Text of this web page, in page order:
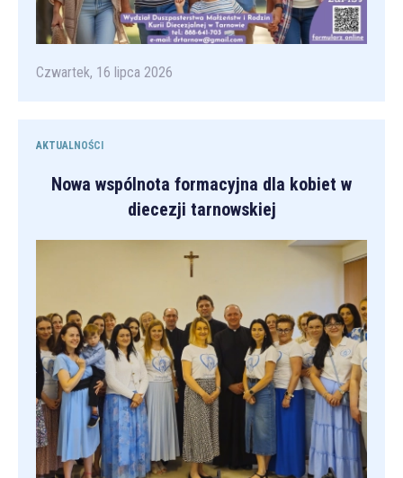
Czwartek, 16 lipca 2026
AKTUALNOŚCI
Nowa wspólnota formacyjna dla kobiet w
diecezji tarnowskiej